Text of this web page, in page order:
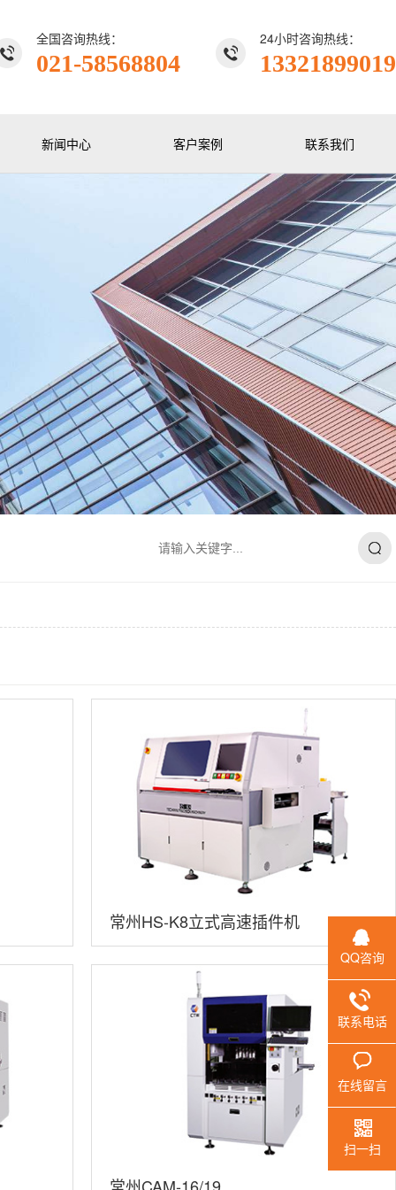
24小时咨询热线：
13321899019
全国咨询热线：
021-58568804
新闻中心 客户案例 联系我们
常州HS-K8立式高速插件机
QQ咨询
联系电话
在线留言
扫一扫